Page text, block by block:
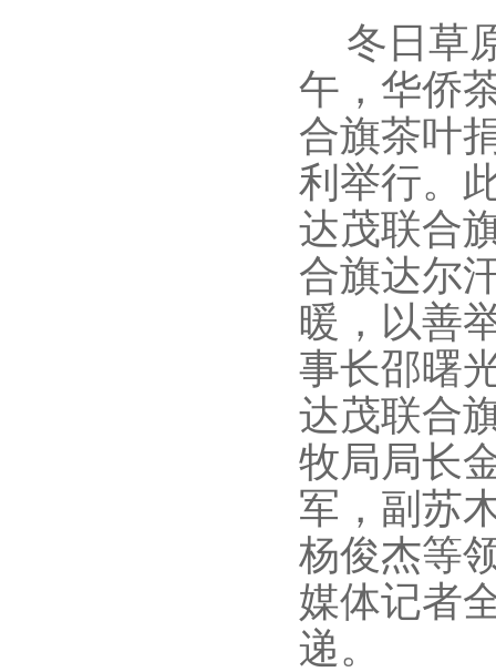
冬日草
午，华侨
合旗茶叶
利举行。
达茂联合
合旗达尔
暖，以善
事长邵曙
达茂联合
牧局局长
军，副苏
杨俊杰等
媒体记者
递。